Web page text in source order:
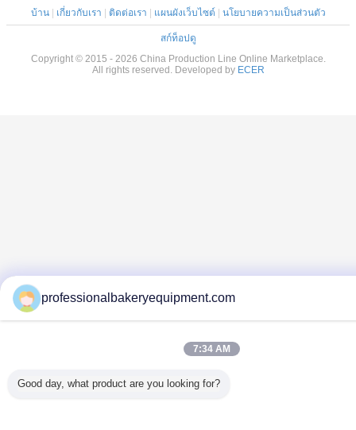
บ้าน| เกี่ยวกับเรา ติดต่อเรา แผนผังเว็บไซต์ นโยบายความเป็นส่วนตัว
สก์ท็อปดู
Copyright © 2015 - 2026 China Production Line Online Marketplace.
All rights reserved. Developed by ECER
professionalbakeryequipment.com
7:34 AM
Good day, what product are you looking for?